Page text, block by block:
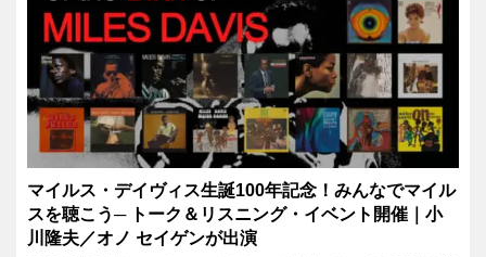
マイルス・デイヴィス生誕100年記念！みんなでマイル
スを聴こう─ トーク＆リスニング・イベント開催｜小
川隆夫／オノ セイゲンが出演